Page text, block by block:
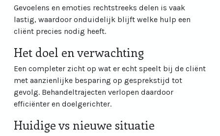
Gevoelens en emoties rechtstreeks delen is vaak
lastig, waardoor onduidelijk blijft welke hulp een
cliënt precies nodig heeft.
Het doel en verwachting
Een completer zicht op wat er echt speelt bij de cliënt
met aanzienlijke besparing op gesprekstijd tot
gevolg. Behandeltrajecten verlopen daardoor
efficiënter en doelgerichter.
Huidige vs nieuwe situatie